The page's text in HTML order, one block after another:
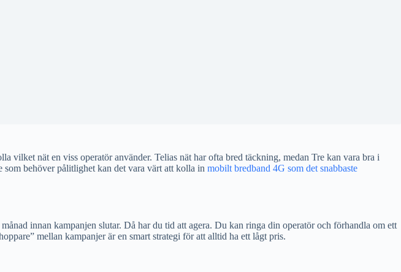
vilket nät en viss operatör använder. Telias nät har ofta bred täckning, medan Tre kan vara bra i
behöver pålitlighet kan det vara värt att kolla in mobilt bredband 4G som det snabbaste
innan kampanjen slutar. Då har du tid att agera. Du kan ringa din operatör och förhandla om ett
mellan kampanjer är en smart strategi för att alltid ha ett lågt pris.